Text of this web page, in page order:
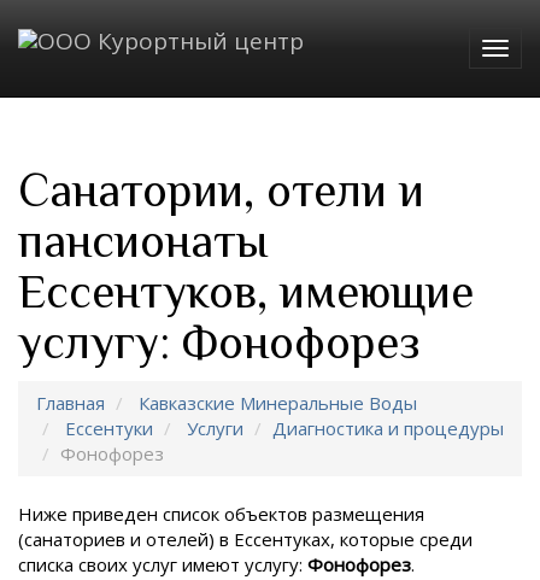
Санатории, отели и
пансионаты
Ессентуков, имеющие
услугу: Фонофорез
Главная
Кавказские Минеральные Воды
Ессентуки
Услуги
Диагностика и процедуры
Фонофорез
Ниже приведен список объектов размещения
(санаториев и отелей) в Ессентуках, которые среди
списка своих услуг имеют услугу: Фонофорез.